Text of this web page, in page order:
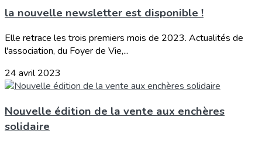
la nouvelle newsletter est disponible !
Elle retrace les trois premiers mois de 2023. Actualités de
l'association, du Foyer de Vie,...
24 avril 2023
Nouvelle édition de la vente aux enchères
solidaire